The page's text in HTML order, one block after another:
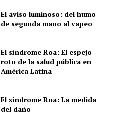
El aviso luminoso: del humo
de segunda mano al vapeo
El síndrome Roa: El espejo
roto de la salud pública en
América Latina
El síndrome Roa: La medida
del daño